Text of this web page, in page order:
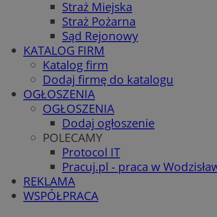
Straż Miejska
Straż Pożarna
Sąd Rejonowy
KATALOG FIRM
Katalog firm
Dodaj firmę do katalogu
OGŁOSZENIA
OGŁOSZENIA
Dodaj ogłoszenie
POLECAMY
Protocol IT
Pracuj.pl - praca w
REKLAMA
WSPÓŁPRACA